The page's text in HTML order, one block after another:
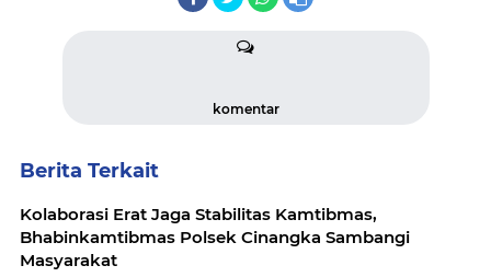
komentar
Berita Terkait
Kolaborasi Erat Jaga Stabilitas Kamtibmas,
Bhabinkamtibmas Polsek Cinangka Sambangi
Masyarakat